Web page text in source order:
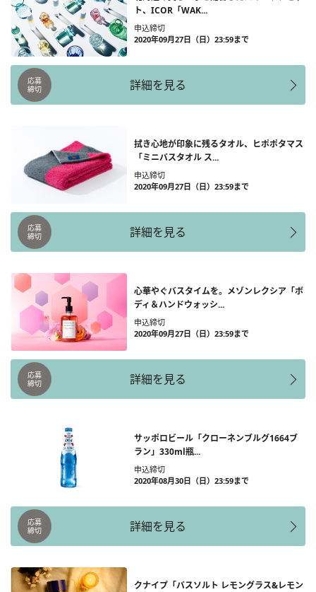
ト、ICOR「WAK...
申込締切
2020年09月27日（日）23:59まで
詳細を見る
応募
締切
拭き心地が印象に残るタオル、ヒポポタマス
「ミニバスタオル ス...
申込締切
2020年09月27日（日）23:59まで
詳細を見る
応募
締切
心華やぐバスタイムを。メゾンレクシア「ボ
ディ＆ハンドウォッシ...
申込締切
2020年09月27日（日）23:59まで
詳細を見る
応募
締切
サッポロビール「クローネンブルグ1664ブ
ラン」330ml瓶...
申込締切
2020年08月30日（日）23:59まで
詳細を見る
応募
締切
クナイプ「バスソルト レモングラス&レモン